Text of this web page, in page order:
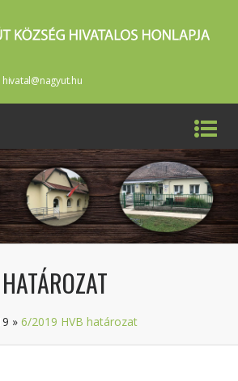
hivatal@nagyut.hu
»6/2019 HVB határozat